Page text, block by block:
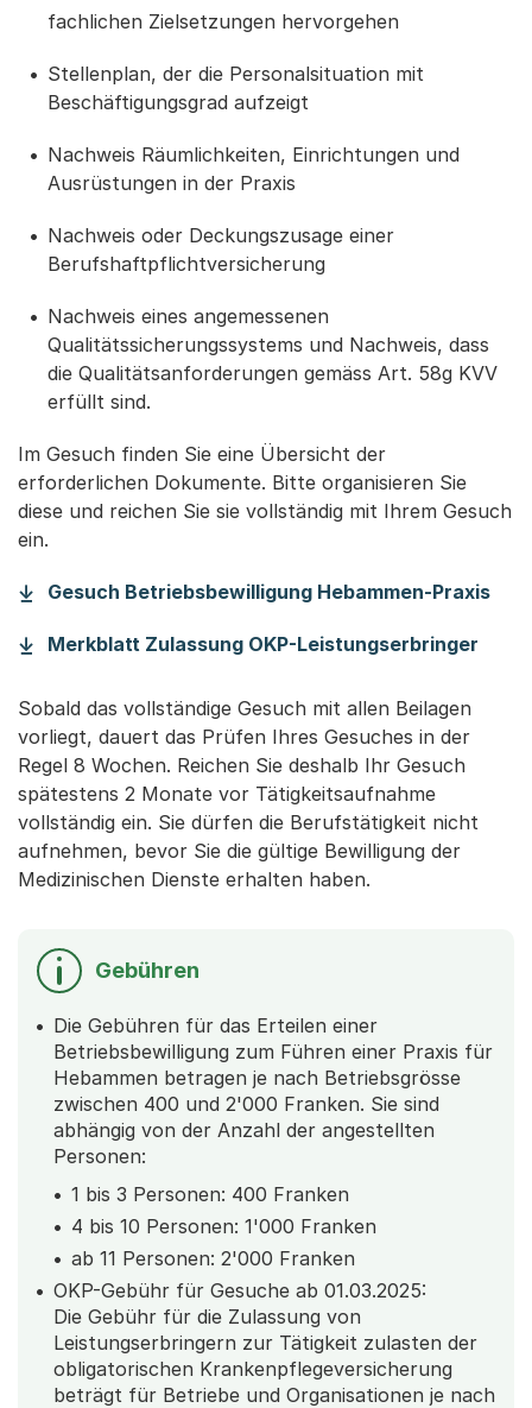
fachlichen Zielsetzungen hervorgehen
Stellenplan, der die Personalsituation mit
Beschäftigungsgrad aufzeigt
Nachweis Räumlichkeiten, Einrichtungen und
Ausrüstungen in der Praxis
Nachweis oder Deckungszusage einer
Berufshaftpflichtversicherung
Nachweis eines angemessenen
Qualitätssicherungssystems und Nachweis, dass
die Qualitätsanforderungen gemäss Art. 58g KVV
erfüllt sind.
Im Gesuch finden Sie eine Übersicht der
erforderlichen Dokumente. Bitte organisieren Sie
diese und reichen Sie sie vollständig mit Ihrem Gesuch
ein.
Gesuch Betriebsbewilligung Hebammen-Praxis
Merkblatt Zulassung OKP-Leistungserbringer
Sobald das vollständige Gesuch mit allen Beilagen
vorliegt, dauert das Prüfen Ihres Gesuches in der
Regel 8 Wochen. Reichen Sie deshalb Ihr Gesuch
spätestens 2 Monate vor Tätigkeitsaufnahme
vollständig ein. Sie dürfen die Berufstätigkeit nicht
aufnehmen, bevor Sie die gültige Bewilligung der
Medizinischen Dienste erhalten haben.
Gebühren
Die Gebühren für das Erteilen einer
Betriebsbewilligung zum Führen einer Praxis für
Hebammen betragen je nach Betriebsgrösse
zwischen 400 und 2'000 Franken. Sie sind
abhängig von der Anzahl der angestellten
Personen:
1 bis 3 Personen: 400 Franken
4 bis 10 Personen: 1'000 Franken
ab 11 Personen: 2'000 Franken
OKP-Gebühr für Gesuche ab 01.03.2025:
Die Gebühr für die Zulassung von
Leistungserbringern zur Tätigkeit zulasten der
obligatorischen Krankenpflegeversicherung
beträgt für Betriebe und Organisationen je nach